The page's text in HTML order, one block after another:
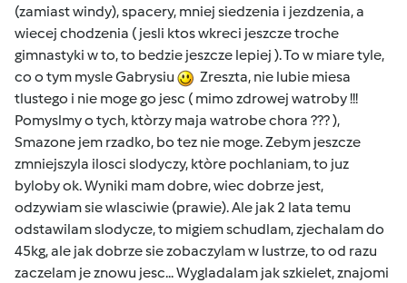
(zamiast windy), spacery, mniej siedzenia i jezdzenia, a
wiecej chodzenia ( jesli ktos wkreci jeszcze troche
gimnastyki w to, to bedzie jeszcze lepiej ). To w miare tyle,
co o tym mysle Gabrysiu
Zreszta, nie lubie miesa
tlustego i nie moge go jesc ( mimo zdrowej watroby !!!
Pomyslmy o tych, ktòrzy maja watrobe chora ??? ),
Smazone jem rzadko, bo tez nie moge. Zebym jeszcze
zmniejszyla ilosci slodyczy, ktòre pochlaniam, to juz
byloby ok. Wyniki mam dobre, wiec dobrze jest,
odzywiam sie wlasciwie (prawie). Ale jak 2 lata temu
odstawilam slodycze, to migiem schudlam, zjechalam do
45kg, ale jak dobrze sie zobaczylam w lustrze, to od razu
zaczelam je znowu jesc... Wygladalam jak szkielet, znajomi